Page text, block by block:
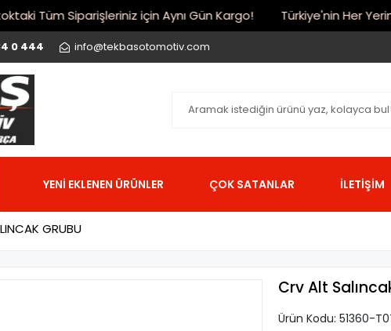
Tüm Siparişleriniz için Aynı Gün Kargo! Türkiye'nin Her
0 444 info@tekbasotomotiv.com
YENİ EKLENEN ÜRÜNLER ÇOK SATANLAR İLETİŞİM
GRUBU
Crv Alt
Ürün Kodu: 51360-